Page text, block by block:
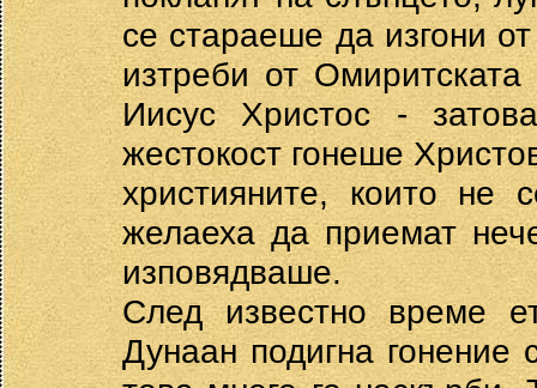
се стараеше да изгони
изтреби от
Иисус Христос -
жестокост гонеше
християните, които не
желаеха да приемат
изповядваше.
След известно време
Дунаан подигна гонение